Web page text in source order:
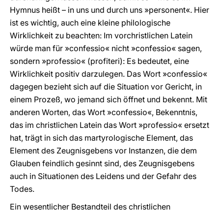
Hymnus heißt – in uns und durch uns »personent«. Hier
ist es wichtig, auch eine kleine philologische
Wirklichkeit zu beachten: Im vorchristlichen Latein
würde man für »confessio« nicht »confessio« sagen,
sondern »professio« (profiteri): Es bedeutet, eine
Wirklichkeit positiv darzulegen. Das Wort »confessio«
dagegen bezieht sich auf die Situation vor Gericht, in
einem Prozeß, wo jemand sich öffnet und bekennt. Mit
anderen Worten, das Wort »confessio«, Bekenntnis,
das im christlichen Latein das Wort »professio« ersetzt
hat, trägt in sich das martyrologische Element, das
Element des Zeugnisgebens vor Instanzen, die dem
Glauben feindlich gesinnt sind, des Zeugnisgebens
auch in Situationen des Leidens und der Gefahr des
Todes.
Ein wesentlicher Bestandteil des christlichen